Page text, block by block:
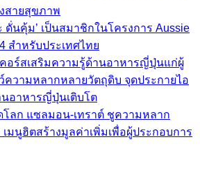
สายสุขภาพ
ดั่นคุ้ม’ เป็นสมาชิกในโครงการ Aussie
สำหรับประเทศไทย
อร์สเสริมความรู้ด้านอาหารญี่ปุ่นแก่ผู้
ความหลากหลายวัตถุดิบ จุดประกายไอ
นอาหารญี่ปุ่นเติบโต
โลก แซลมอน-เทราต์ ชูความหลาก
มนูฮิตสร้างมูลค่าเพิ่มเพื่อผู้ประกอบการ